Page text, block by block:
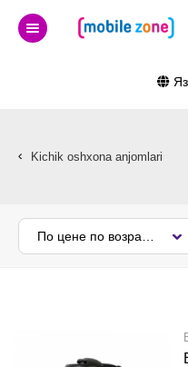
Kichik oshxona anjomlari